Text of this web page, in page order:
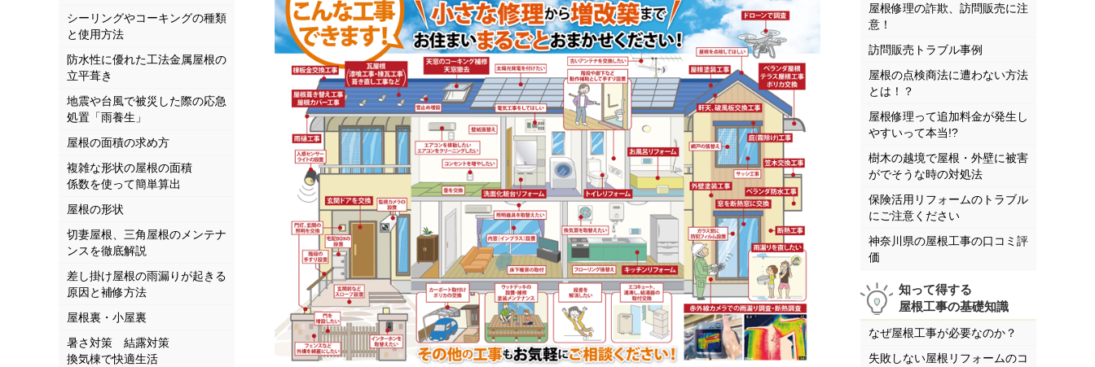
シーリングやコーキングの種類
と使用方法
防水性に優れた工法金属屋根の
立平葺き
地震や台風で被災した際の応急
処置「雨養生」
屋根の面積の求め方
複雑な形状の屋根の面積
係数を使って簡単算出
屋根の形状
切妻屋根、三角屋根のメンテナ
ンスを徹底解説
差し掛け屋根の雨漏りが起きる
原因と補修方法
屋根裏・小屋裏
暑さ対策 結露対策
換気棟で快適生活
屋根修理の詐欺、訪問販売に注
意！
訪問販売トラブル事例
屋根の点検商法に遭わない方法
とは！？
屋根修理って追加料金が発生し
やすいって本当!?
樹木の越境で屋根・外壁に被害
がでそうな時の対処法
保険活用リフォームのトラブル
にご注意ください
神奈川県の屋根工事の口コミ評
価
知って得する
屋根工事の基礎知識
なぜ屋根工事が必要なのか？
失敗しない屋根リフォームのコ